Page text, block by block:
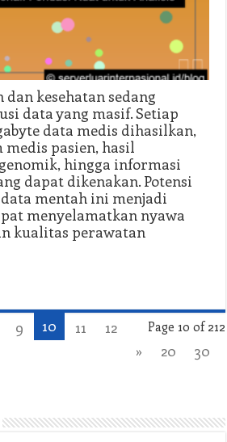
kesehatan sedang
data yang masif. Setiap
data medis dihasilkan,
pasien, hasil
hingga informasi
dapat dikenakan. Potensi
mentah ini menjadi
menyelamatkan nyawa
kualitas perawatan
Page 10 of 212
9 10 11
12
»
20
30